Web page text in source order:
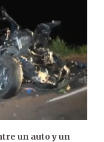
un auto y un